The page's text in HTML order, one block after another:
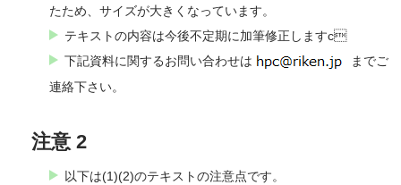
たため、サイズが大きくなっています。
テキストの内容は今後不定期に加筆修正しますc
下記資料に関するお問い合わせは
までご
連絡下さい。
注意 2
以下は(1)(2)のテキストの注意点です。